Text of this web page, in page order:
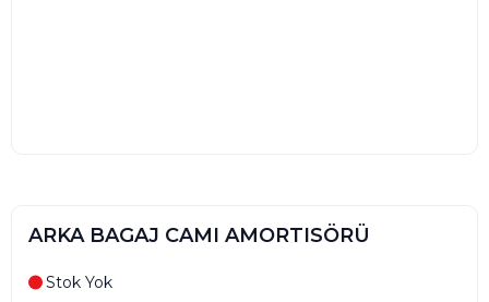
ARKA BAGAJ CAMI AMORTISÖRÜ
Stok Yok